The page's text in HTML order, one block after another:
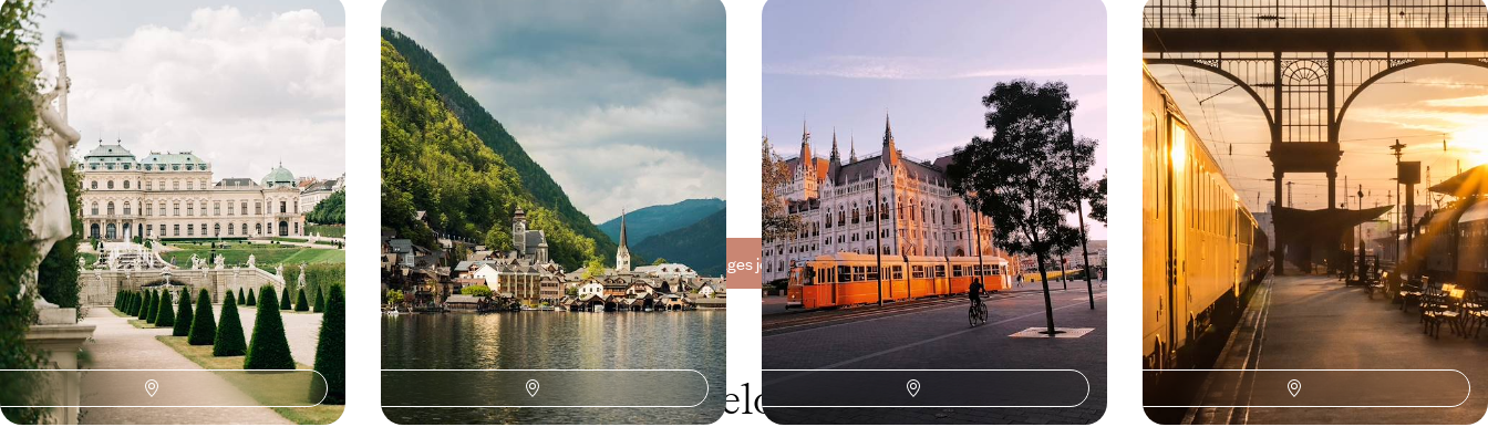
De Salzbourg à Vienne - La semaine
enchantée
Aller de la ville de Mozart à celle des Strauss, du
couvent des Capucins à la roue du Prater, des
Alpes au Danube
6 jours, de CHF 2000 à CHF 2600
Vienne, Graz, Innsbruck, Salzbourg
- L’Autriche sur de bons rails
Aller de gare en gare à travers toute l’Autriche,
des grandeurs impériales aux stations alpines
10 jours, de CHF 2200 à CHF 3000
Le mélange d’art, d’histoire et de sociabilité
plaisante qui fait le charme de trois villes phares
de l’Europe centrale
8 jours, de CHF 2300 à CHF 3100
De Paris à Istanbul - La grande
traversée ferroviaire
À travers l’Europe centrale et les Balkans,
cheminer sur des rails légendaires et retrouver le
trajet qu’empruntait autrefois l’Orient-Express
12 jours, de CHF 3900 à CHF 4800
Toutes nos suggestions de voyages je voyage en solo en Autriche (4)
L'Autriche selonvos envies